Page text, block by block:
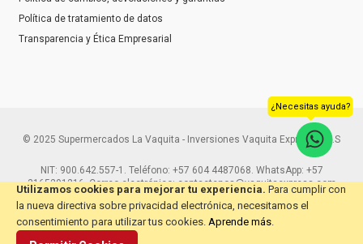
Utilizamos cookies para mejorar tu experiencia. Para cumplir con
la nueva directiva sobre privacidad electrónica, necesitamos el
consentimiento para utilizar tus cookies. Aprende más.
Política de tratamiento de datos
Transparencia y Ética Empresarial
© 2025 Supermercados La Vaquita - Inversiones Vaquita Express S.A.S
NIT: 900.642.557-1. Teléfono: +57 604 4487068. WhatsApp: +57
3165291216. Correo electrónico: contactenos@vaquitaexpress.com
¿Necesitas ayuda?